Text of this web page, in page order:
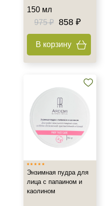
Тип пилинга
Гликолевый
Энзимный
Домашняя
Профессиональная
Универсальная
Тип кожи
Все типы кожи
Зрелая
Обезвоженная
150 мл
975 ₽ 858 ₽
В корзину
Энзимная пудра для
лица с папаином и
каолином